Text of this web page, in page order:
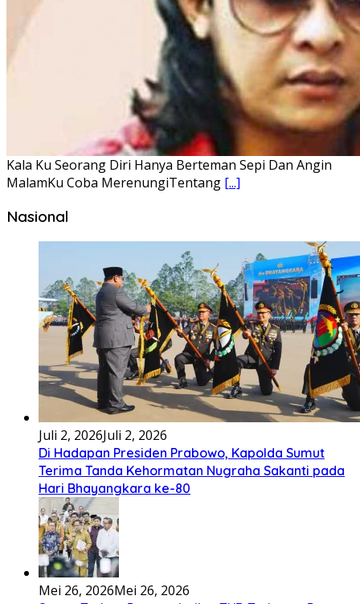
Bembambörö dödöu he akhiguMene mene sino lawaö
khöuMeinötö niowalu, mela’angdröi ita laforudu..
Lirik Lagu Cinta Mati – Fajar Halawa